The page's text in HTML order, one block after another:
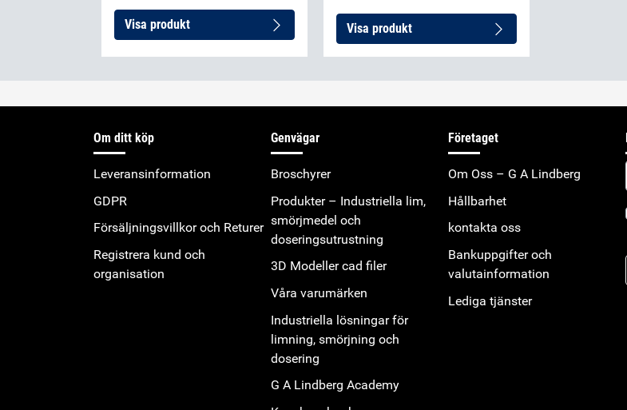
Visa produkt Visa produkt
Om ditt köp
Leveransinformation
GDPR
Försäljningsvillkor och Returer
Registrera kund och
organisation
Genvägar
Broschyrer
Produkter – Industriella lim,
smörjmedel och
doseringsutrustning
3D Modeller cad filer
Våra varumärken
Industriella lösningar för
limning, smörjning och
dosering
G A Lindberg Academy
Företaget
Om Oss – G A Lindberg
Hållbarhet
kontakta oss
Bankuppgifter och
valutainformation
Lediga tjänster